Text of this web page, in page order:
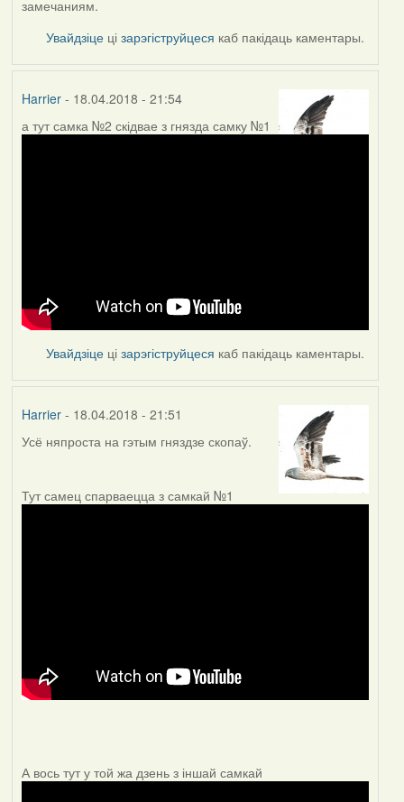
замечаниям.
Увайдзіце цізарэгіструйцеся каб пакідаць каментары.
Harrier- 18.04.2018 - 21:54
а тут самка №2 скідвае з гнязда самку №1
Увайдзіце цізарэгіструйцеся каб пакідаць каментары.
Harrier- 18.04.2018 - 21:51
Усё няпроста на гэтым гняздзе скопаў.
Тут самец спарваецца з самкай №1
А вось тут у той жа дзень з іншай самкай